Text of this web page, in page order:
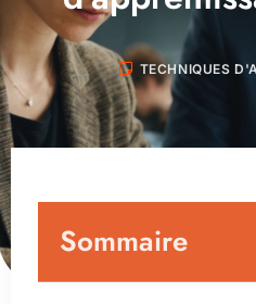
TECHNIQUES
Sommaire